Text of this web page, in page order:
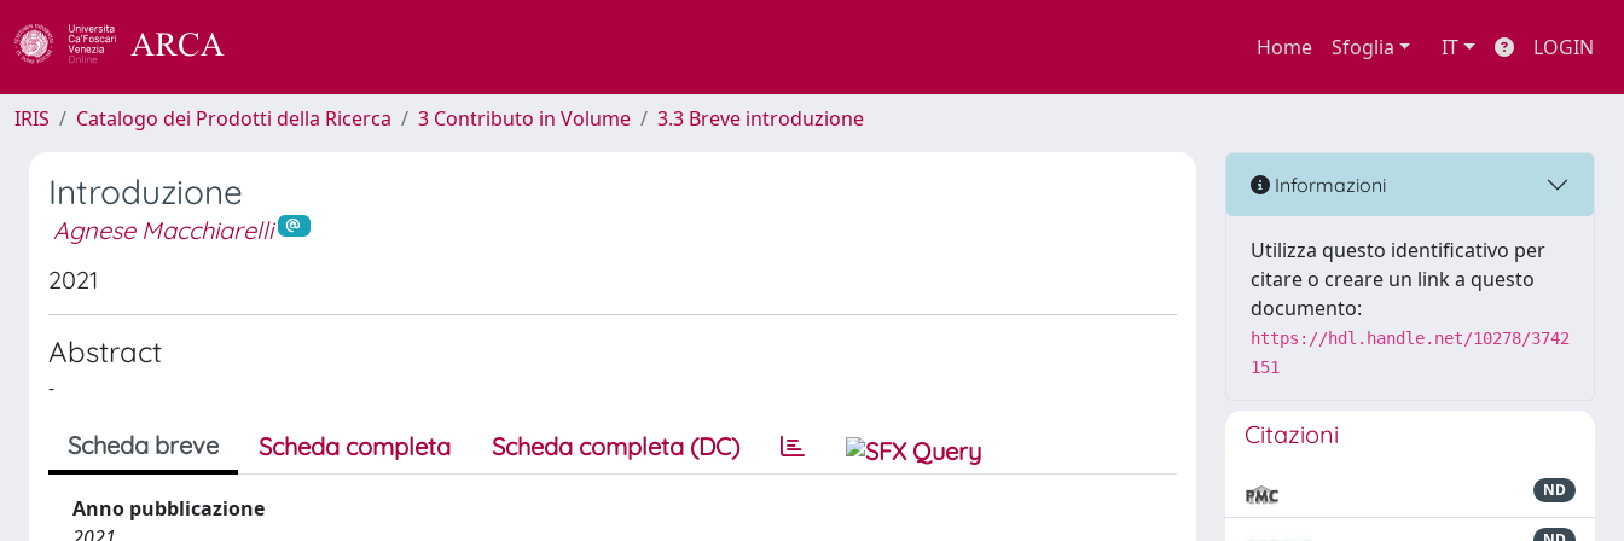
Home Sfoglia IT LOGIN
IRIS Catalogo dei Prodotti della Ricerca 3 Contributo in Volume 3.3 Breve introduzione
Introduzione
Agnese Macchiarelli
2021
Abstract
-
Scheda breve Scheda completa Scheda completa (DC)
Anno pubblicazione
Informazioni
Utilizza questo identificativo per
citare o creare un link a questo
documento:
https://hdl.handle.net/10278/3742
151
Citazioni
ND